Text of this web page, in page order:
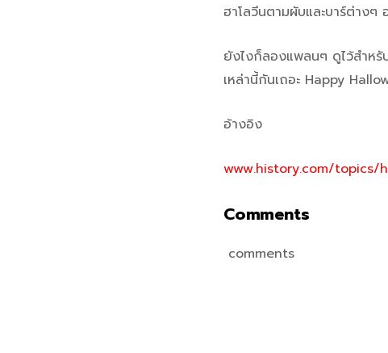
ฮาโลวีนตามผับและบาร์ต่างๆ
ยังไงก็ลองแพลนๆ ดูไว้สำหรั
เหล่านี้กันเถอะ Happy
อ้างอิง
www.history.com/topics/
Comments
comments